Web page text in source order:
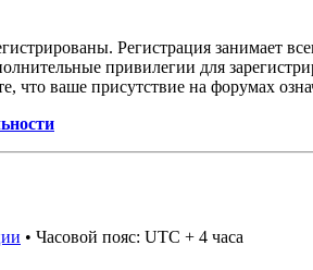
Регистрация занимает
привилегии для
ваше присутствие на форумах
• Часовой пояс: UTC + 4 часа